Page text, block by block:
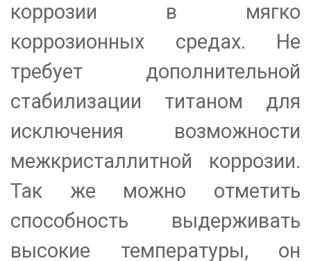
коррозии в мягко
коррозионных средах. Не
требует дополнительной
стабилизации титаном для
исключения возможности
межкристаллитной коррозии.
Так же можно отметить
способность выдерживать
высокие температуры, он